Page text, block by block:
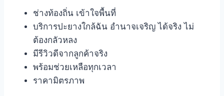
ช่างท้องถิ่น เข้าใจพื้นที่
บริการปะยางใกล้ฉัน อำนาจเจริญ ได้จริง ไม่
ต้องกลัวหลง
มีรีวิวดีจากลูกค้าจริง
พร้อมช่วยเหลือทุกเวลา
ราคามิตรภาพ